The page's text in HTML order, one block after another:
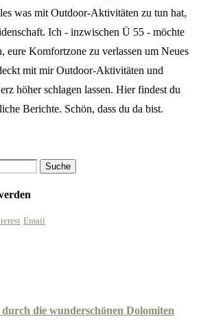
was mit Outdoor-Aktivitäten zu tun hat,
Ich - inzwischen Ü 55 - möchte
eure Komfortzone zu verlassen um Neues
mit mir Outdoor-Aktivitäten und
höher schlagen lassen. Hier findest du
Berichte. Schön, dass du da bist.
Email
die wunderschönen Dolomiten